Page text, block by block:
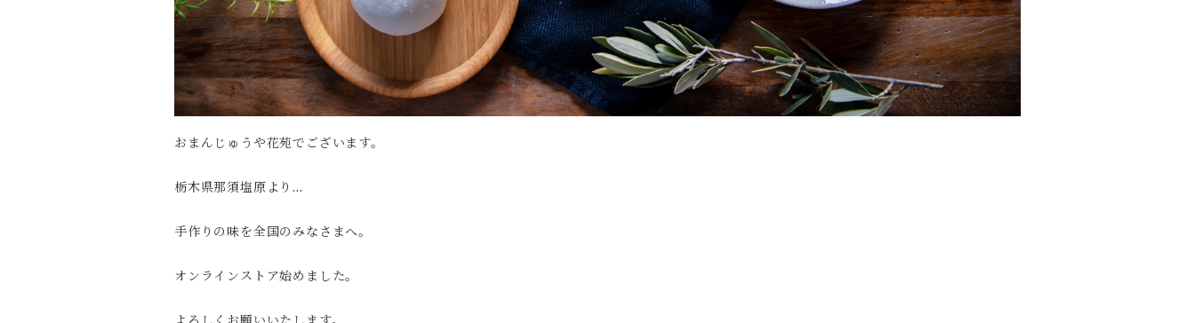
おまんじゅうや花苑でございます。
栃木県那須塩原より…
手作りの味を全国のみなさまへ。
オンラインストア始めました。